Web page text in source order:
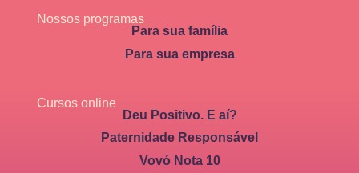
Nossos programas
Para sua família
Para sua empresa
Cursos online
Deu Positivo. E aí?
Paternidade Responsável
Vovó Nota 10